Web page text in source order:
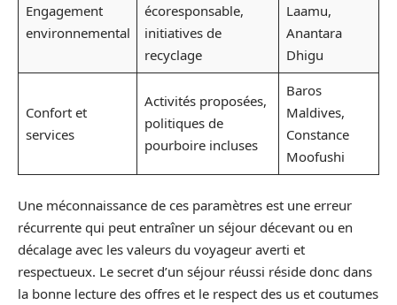
Engagement
environnemental
écoresponsable,
initiatives de
recyclage
Laamu,
Anantara
Dhigu
Confort et
services
Activités proposées,
politiques de
pourboire incluses
Baros
Maldives,
Constance
Moofushi
Une méconnaissance de ces paramètres est une erreur
récurrente qui peut entraîner un séjour décevant ou en
décalage avec les valeurs du voyageur averti et
respectueux. Le secret d’un séjour réussi réside donc dans
la bonne lecture des offres et le respect des us et coutumes